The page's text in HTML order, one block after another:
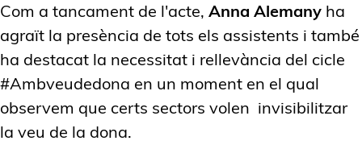
Com a tancament de l'acte, Anna Alemany ha
agraït la presència de tots els assistents i també
ha destacat la necessitat i rellevància del cicle
#Ambveudedona en un moment en el qual
observem que certs sectors volen invisibilitzar
la veu de la dona.